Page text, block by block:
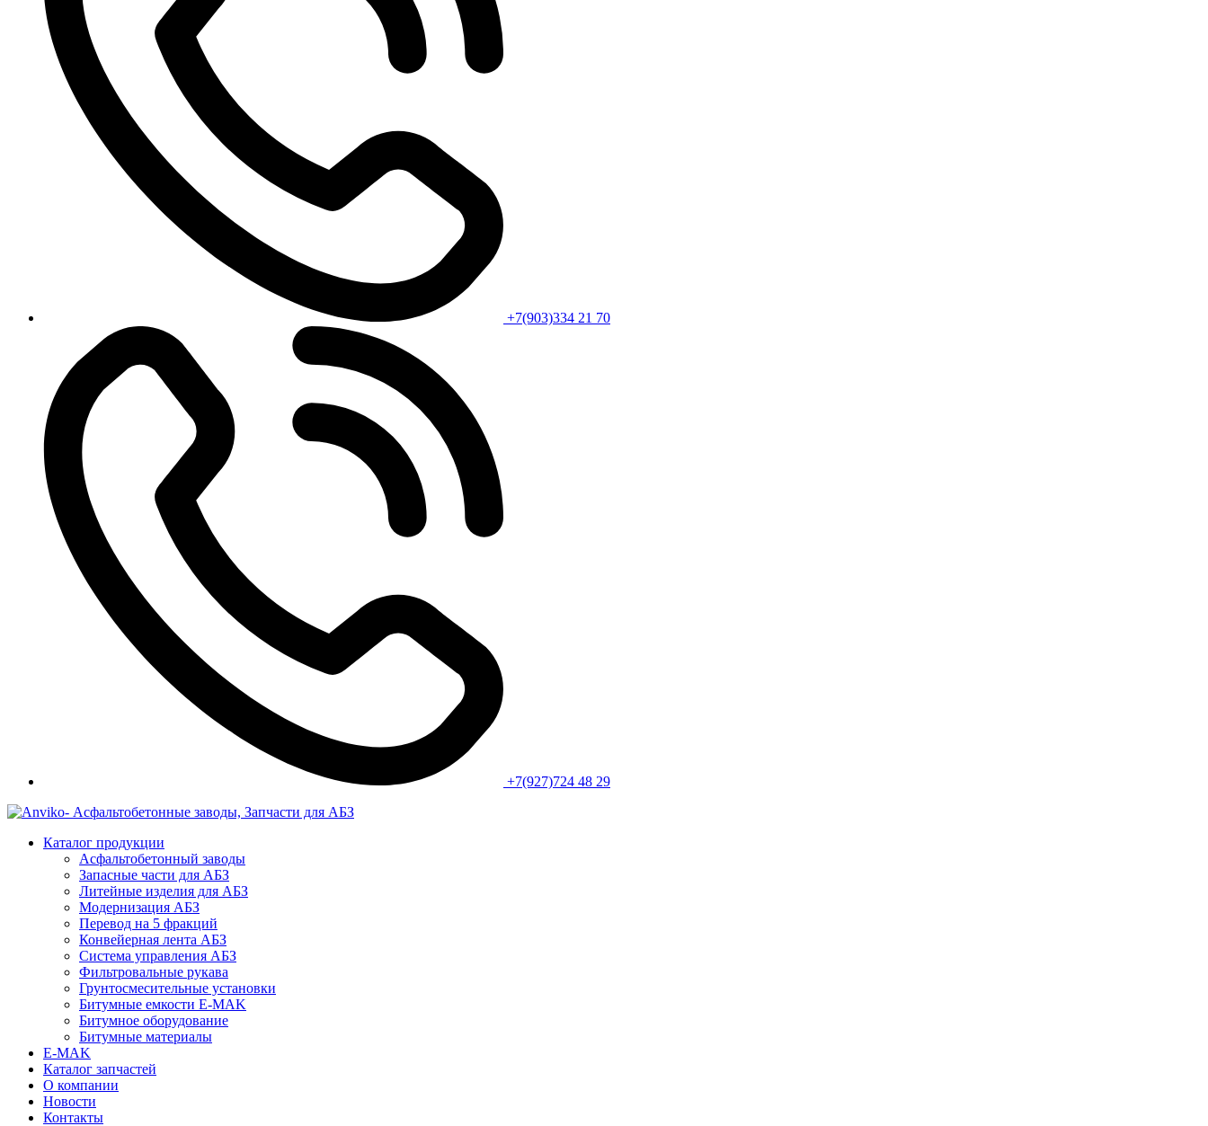
+7(903)334 21 70
+7(927)724 48 29
Каталог продукции
Асфальтобетонный заводы
Запасные части для АБЗ
Литейные изделия для АБЗ
Модернизация АБЗ
Перевод на 5 фракций
Конвейерная лента АБЗ
Система управления АБЗ
Фильтровальные рукава
Грунтосмесительные установки
Битумные емкости E-MAK
Битумное оборудование
Битумные материалы
E-MAK
Каталог запчастей
О компании
Новости
Контакты